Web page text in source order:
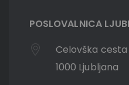
POSLOVALNICA
Celovška cesta
1000 Ljubljana